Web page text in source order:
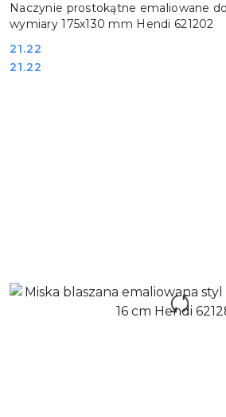
Naczynie prostokątne emaliowane
wymiary 175x130 mm Hendi 621202
Cena:
21.22
Cena:
21.22